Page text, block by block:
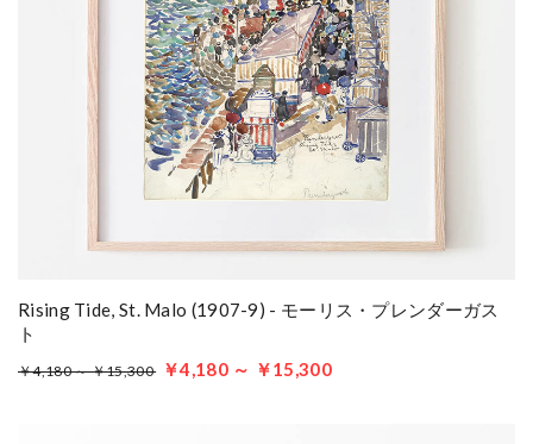
Rising Tide, St. Malo (1907-9) - モーリス・プレンダーガス
ト
￥4,180 ～ ￥15,300 ￥4,180 ～ ￥15,300